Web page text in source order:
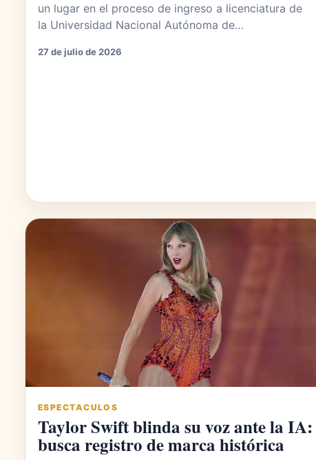
un lugar en el proceso de ingreso a licenciatura de
la Universidad Nacional Autónoma de…
27 de julio de 2026
ESPECTACULOS
Taylor Swift blinda su voz ante la IA:
busca registro de marca histórica